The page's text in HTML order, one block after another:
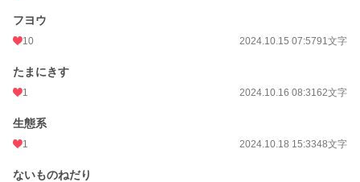
フヨウ
10 2024.10.15 07:5791文字
たまにきす
1 2024.10.16 08:3162文字
生態系
1 2024.10.18 15:3348文字
ないものねだり